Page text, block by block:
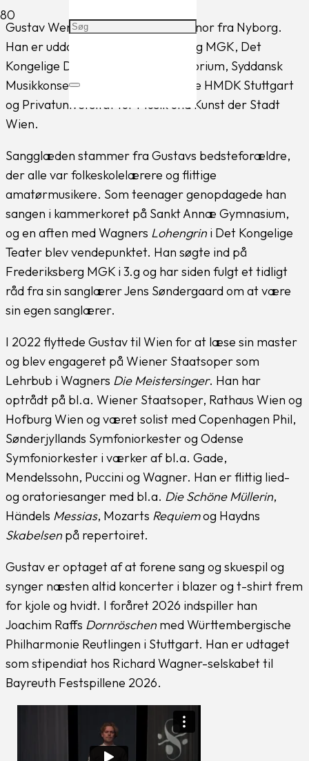
Gustav Wenzel Most (f. 1997) er tenor fra Nyborg.
Han er uddannet ved Frederiksberg MGK, Det
Kongelige Danske Musikkonservatorium, Syddansk
Musikkonservatorium, Opernschule HMDK Stuttgart
og Privatuniversität für Musik und Kunst der Stadt
Wien.
Sangglæden stammer fra Gustavs bedsteforældre,
der alle var folkeskolelærere og flittige
amatørmusikere. Som teenager genopdagede han
sangen i kammerkoret på Sankt Annæ Gymnasium,
og en aften med Wagners Lohengrin i Det Kongelige
Teater blev vendepunktet. Han søgte ind på
Frederiksberg MGK i 3.g og har siden fulgt et tidligt
råd fra sin sanglærer Jens Søndergaard om at være
sin egen sanglærer.
I 2022 flyttede Gustav til Wien for at læse sin master
og blev engageret på Wiener Staatsoper som
Lehrbub i Wagners Die Meistersinger. Han har
optrådt på bl.a. Wiener Staatsoper, Rathaus Wien og
Hofburg Wien og været solist med Copenhagen Phil,
Sønderjyllands Symfoniorkester og Odense
Symfoniorkester i værker af bl.a. Gade,
Mendelssohn, Puccini og Wagner. Han er flittig lied-
og oratoriesanger med bl.a. Die Schöne Müllerin,
Händels Messias, Mozarts Requiemog Haydns
Skabelsen på repertoiret.
Gustav er optaget af at forene sang og skuespil og
synger næsten altid koncerter i blazer og t-shirt frem
for kjole og hvidt. I foråret 2026 indspiller han
Joachim Raffs Dornröschen med Württembergische
Philharmonie Reutlingen i Stuttgart. Han er udtaget
som stipendiat hos Richard Wagner-selskabet til
Bayreuth Festspillene 2026.